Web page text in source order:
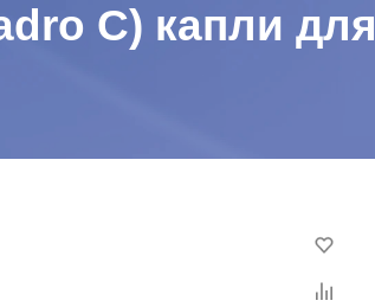
С) капли